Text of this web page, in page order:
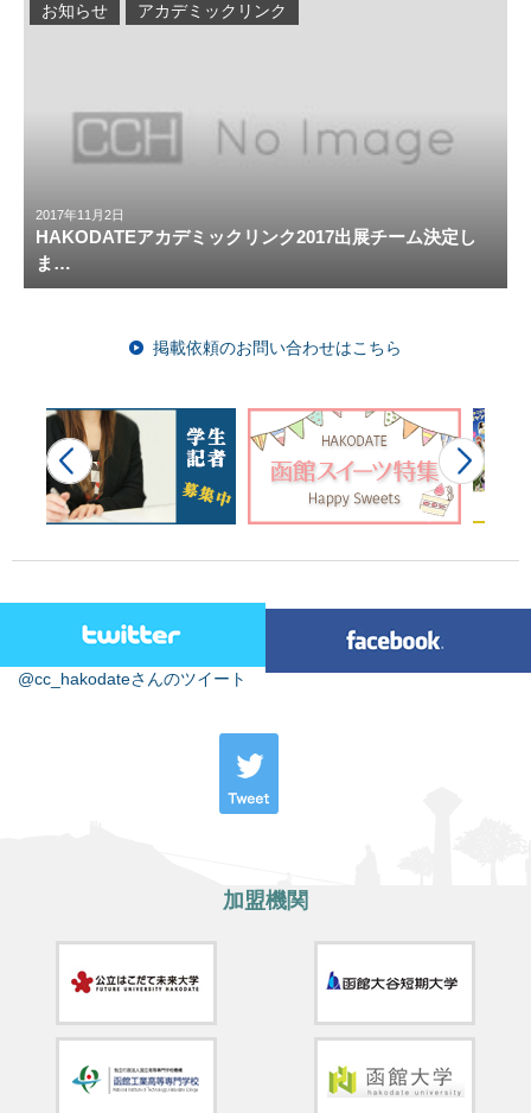
2017年11月2日
HAKODATEアカデミックリンク2017出展チーム決定し
ま…
お知らせ アカデミックリンク
掲載依頼のお問い合わせはこちら
@cc_hakodateさんのツイート
加盟機関